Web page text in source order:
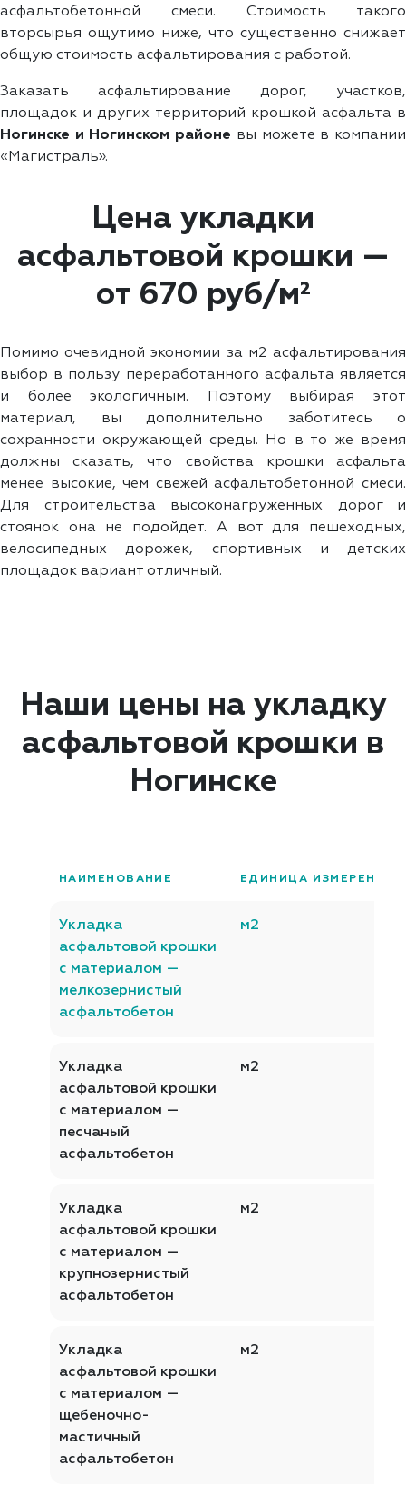
асфальтобетонной смеси. Стоимость такого
вторсырья ощутимо ниже, что существенно снижает
общую стоимость асфальтирования с работой.
Заказать асфальтирование дорог, участков,
площадок и других территорий крошкой асфальта в
Ногинске и Ногинском районе вы можете в компании
«Магистраль».
Цена укладки
асфальтовой крошки —
от 670 руб/м²
Помимо очевидной экономии за м2 асфальтирования
выбор в пользу переработанного асфальта является
и более экологичным. Поэтому выбирая этот
материал, вы дополнительно заботитесь о
сохранности окружающей среды. Но в то же время
должны сказать, что свойства крошки асфальта
менее высокие, чем свежей асфальтобетонной смеси.
Для строительства высоконагруженных дорог и
стоянок она не подойдет. А вот для пешеходных,
велосипедных дорожек, спортивных и детских
площадок вариант отличный.
Наши цены на укладку
асфальтовой крошки в
Ногинске
НАИМЕНОВАНИЕ ЕДИНИЦА ИЗМЕРЕНИЯ
Укладка
асфальтовой крошки
с материалом —
мелкозернистый
асфальтобетон
м2
Укладка
асфальтовой крошки
с материалом —
песчаный
асфальтобетон
м2
Укладка
асфальтовой крошки
с материалом —
крупнозернистый
асфальтобетон
м2
Укладка
асфальтовой крошки
с материалом —
щебеночно-
мастичный
асфальтобетон
м2